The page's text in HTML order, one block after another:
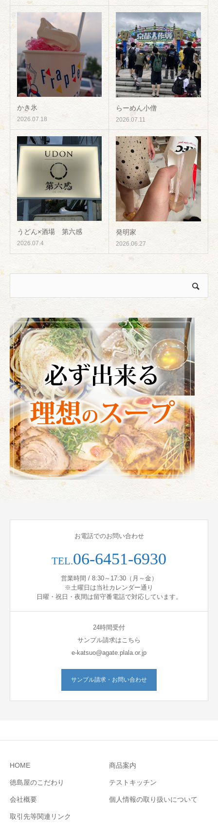
かき氷
2026.07.18
らーめん小僧
2026.07.11
うどん×酒場 第六感
2026.07.4
発明家
2026.06.27
お電話でのお問い合わせ
TEL.06-6451-6930
営業時間 / 8:30～17:30（月～金）
※土曜日は当社カレンダー通り
日曜・祝日・夜間は留守番電話で対応しています。
24時間受付
サンプル請求はこちら
e-katsuo@agate.plala.or.jp
サンプル請求・お問い合わせ
HOME 商品案内
徳島屋のこだわり テストキッチン
会社概要 個人情報の取り扱いについて
取引先等関連リンク